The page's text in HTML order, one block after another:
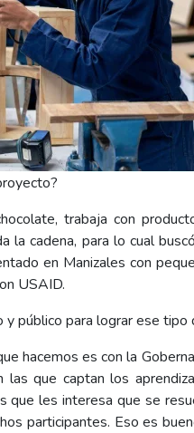
trabaja con
la cadena, para lo cual
en Manizales con
USAID.
público para lograr ese tipo
hacemos es con la
que captan los
que les interesa que se
participantes. Eso es